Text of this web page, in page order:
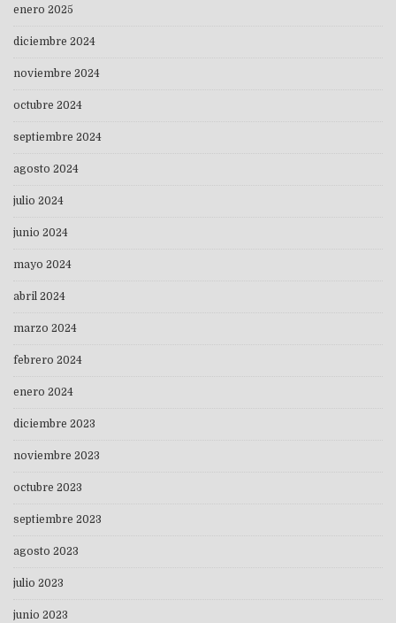
enero 2025
diciembre 2024
noviembre 2024
octubre 2024
septiembre 2024
agosto 2024
julio 2024
junio 2024
mayo 2024
abril 2024
marzo 2024
febrero 2024
enero 2024
diciembre 2023
noviembre 2023
octubre 2023
septiembre 2023
agosto 2023
julio 2023
junio 2023